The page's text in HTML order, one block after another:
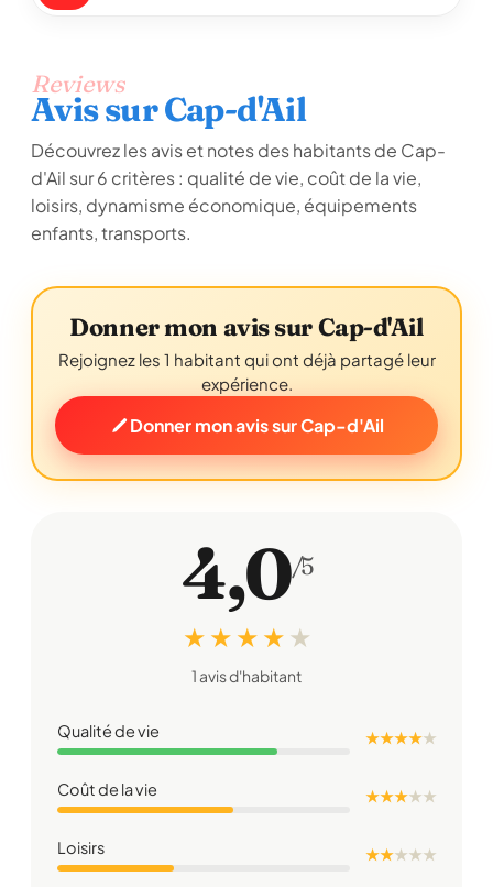
Reviews
Avis sur Cap-d'Ail
Découvrez les avis et notes des habitants de Cap-
d'Ail sur 6 critères : qualité de vie, coût de la vie,
loisirs, dynamisme économique, équipements
enfants, transports.
Donner mon avis sur Cap-d'Ail
Rejoignez les 1 habitant qui ont déjà partagé leur
expérience.
Donner mon avis sur Cap-d'Ail
4,0/5
★ ★ ★ ★ ★
1 avis d'habitant
Qualité de vie ★ ★ ★ ★★
Coût de la vie ★ ★ ★★★
Loisirs ★ ★★★★